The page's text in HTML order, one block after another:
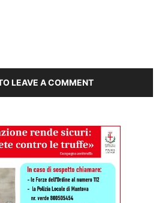
LEAVE A COMMENT